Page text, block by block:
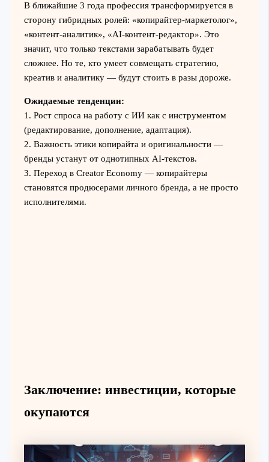
В ближайшие 3 года профессия трансформируется в
сторону гибридных ролей: «копирайтер-маркетолог»,
«контент-аналитик», «AI-контент-редактор». Это
значит, что только текстами зарабатывать будет
сложнее. Но те, кто умеет совмещать стратегию,
креатив и аналитику — будут стоить в разы дороже.
Ожидаемые тенденции:
1. Рост спроса на работу с ИИ как с инструментом
(редактирование, дополнение, адаптация).
2. Важность этики копирайта и оригинальности —
бренды устанут от однотипных AI-текстов.
3. Переход в Creator Economy — копирайтеры
становятся продюсерами личного бренда, а не просто
исполнителями.
Заключение: инвестиции, которые
окупаются